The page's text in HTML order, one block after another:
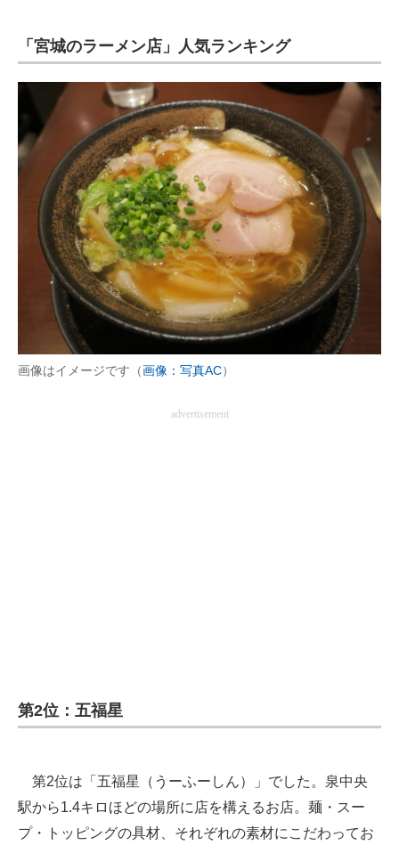
建設×テクノロジーの最前線
ちょっと気になるネットの話題
「宮城のラーメン店」人気ランキング
画像はイメージです（画像：写真AC）
advertisement
第2位：五福星
第2位は「五福星（うーふーしん）」でした。泉中央
駅から1.4キロほどの場所に店を構えるお店。麺・スー
プ・トッピングの具材、それぞれの素材にこだわってお